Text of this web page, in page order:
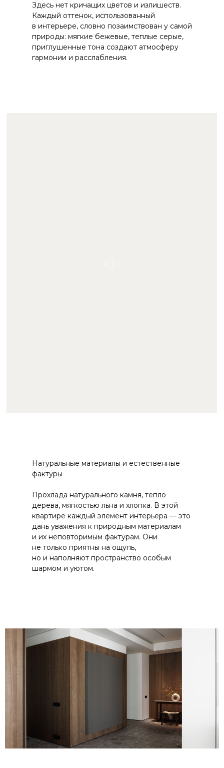
Здесь нет кричащих цветов и излишеств.
Каждый оттенок, использованный
в интерьере, словно позаимствован у самой
природы: мягкие бежевые, теплые серые,
приглушенные тона создают атмосферу
гармонии и расслабления.
Натуральные материалы и естественные
фактуры
Прохлада натурального камня, тепло
дерева, мягкостью льна и хлопка. В этой
квартире каждый элемент интерьера — это
дань уважения к природным материалам
и их неповторимым фактурам. Они
не только приятны на ощупь,
но и наполняют пространство особым
шармом и уютом.